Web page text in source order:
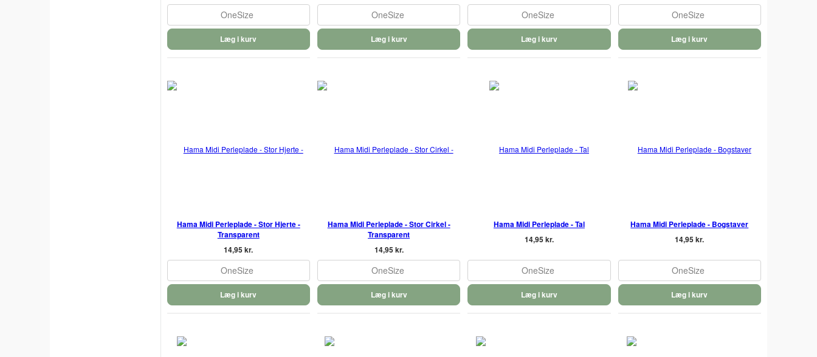
OneSize
Læg i kurv
OneSize
Læg i kurv
OneSize
Læg i kurv
OneSize
Læg i kurv
Hama Midi Perleplade - Stor Hjerte -
Transparent
14,95 kr.
OneSize
Læg i kurv
Hama Midi Perleplade - Stor Cirkel -
Transparent
14,95 kr.
OneSize
Læg i kurv
Hama Midi Perleplade - Tal
14,95 kr.
OneSize
Læg i kurv
Hama Midi Perleplade - Bogstaver
14,95 kr.
OneSize
Læg i kurv